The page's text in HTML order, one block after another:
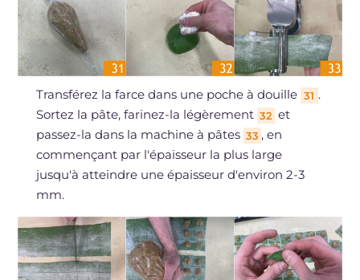
Transférez la farce dans une poche à douille 31 .
Sortez la pâte, farinez-la légèrement 32 et
passez-la dans la machine à pâtes 33 , en
commençant par l'épaisseur la plus large
jusqu'à atteindre une épaisseur d'environ 2-3
mm.